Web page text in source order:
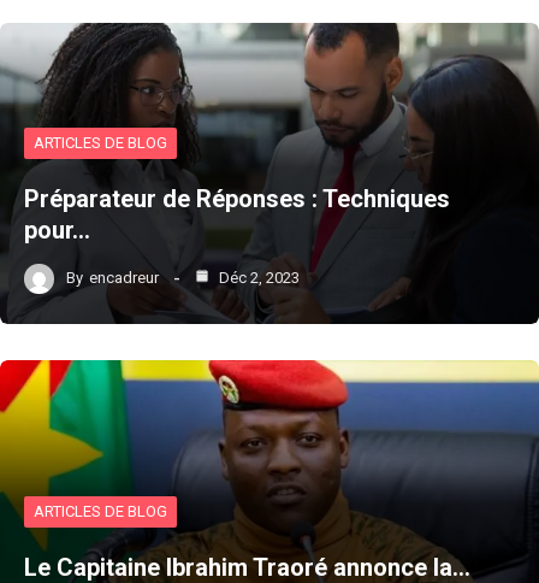
ARTICLES DE BLOG
Préparateur de Réponses : Techniques
pour…
By encadreur Déc 2, 2023
ARTICLES DE BLOG
Le Capitaine Ibrahim Traoré annonce la…